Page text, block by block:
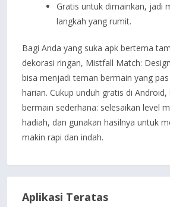
Gratis untuk dimainkan, jadi
langkah yang rumit.
Bagi Anda yang suka apk bertema
dekorasi ringan, Mistfall Match:
bisa menjadi teman bermain yang
harian. Cukup unduh gratis di
bermain sederhana: selesaikan level
hadiah, dan gunakan hasilnya untuk
makin rapi dan indah.
Aplikasi Teratas